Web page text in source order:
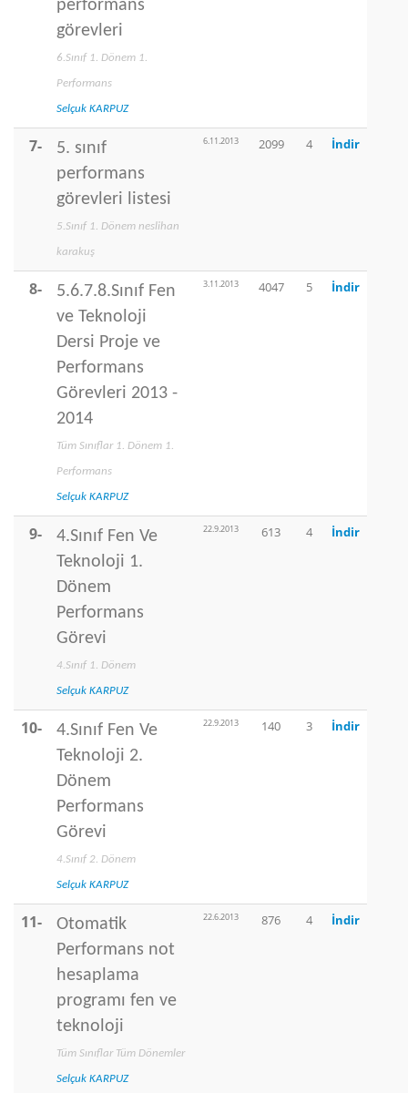
performans
görevleri
6.Sınıf 1. Dönem 1.
Performans
Selçuk KARPUZ
7-
5. sınıf
performans
görevleri listesi
5.Sınıf 1. Dönem neslihan
karakuş
6.11.2013 2099 4 İndir
8-
5.6.7.8.Sınıf Fen
ve Teknoloji
Dersi Proje ve
Performans
Görevleri 2013 -
2014
Tüm Sınıflar 1. Dönem 1.
Performans
Selçuk KARPUZ
3.11.2013 4047 5 İndir
9-
4.Sınıf Fen Ve
Teknoloji 1.
Dönem
Performans
Görevi
4.Sınıf 1. Dönem
Selçuk KARPUZ
22.9.2013 613 4 İndir
10-
4.Sınıf Fen Ve
Teknoloji 2.
Dönem
Performans
Görevi
4.Sınıf 2. Dönem
Selçuk KARPUZ
22.9.2013 140 3 İndir
11-
Otomatik
Performans not
hesaplama
programı fen ve
teknoloji
Tüm Sınıflar Tüm Dönemler
Selçuk KARPUZ
22.6.2013 876 4 İndir